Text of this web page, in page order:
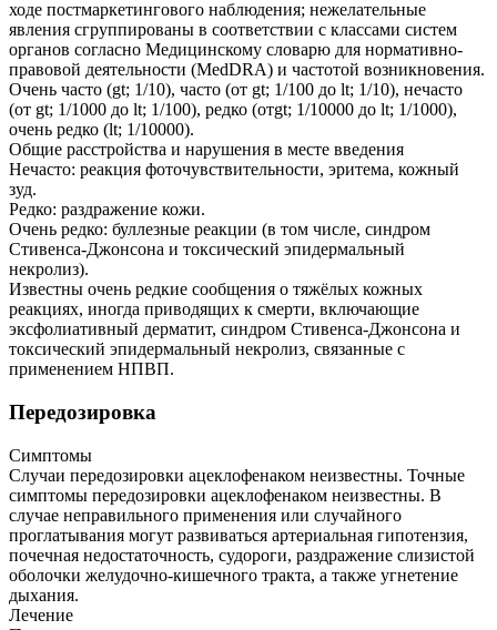
ходе постмаркетингового наблюдения; нежелательные
явления сгруппированы в соответствии с классами систем
органов согласно Медицинскому словарю для нормативно-
правовой деятельности (MedDRA) и частотой возникновения.
Очень часто (gt; 1/10), часто (от gt; 1/100 до lt; 1/10), нечасто
(от gt; 1/1000 до lt; 1/100), редко (отgt; 1/10000 до lt; 1/1000),
очень редко (lt; 1/10000).
Общие расстройства и нарушения в месте введения
Нечасто: реакция фоточувствительности, эритема, кожный
зуд.
Редко: раздражение кожи.
Очень редко: буллезные реакции (в том числе, синдром
Стивенса-Джонсона и токсический эпидермальный
некролиз).
Известны очень редкие сообщения о тяжёлых кожных
реакциях, иногда приводящих к смерти, включающие
эксфолиативный дерматит, синдром Стивенса-Джонсона и
токсический эпидермальный некролиз, связанные с
применением НПВП.
Передозировка
Симптомы
Случаи передозировки ацеклофенаком неизвестны. Точные
симптомы передозировки ацеклофенаком неизвестны. В
случае неправильного применения или случайного
проглатывания могут развиваться артериальная гипотензия,
почечная недостаточность, судороги, раздражение слизистой
оболочки желудочно-кишечного тракта, а также угнетение
дыхания.
Лечение